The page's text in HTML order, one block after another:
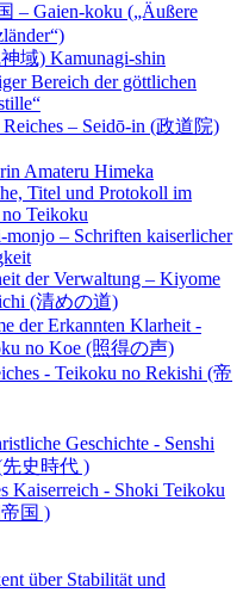
– Gaien-koku („Äußere
域) Kamunagi-shin
Bereich der göttlichen
Reiches – Seidō-in (政道院)
Amateru Himeka
Titel und Protokoll im
Teikoku
monjo – Schriften kaiserlicher
der Verwaltung – Kiyome
(清めの道)
der Erkannten Klarheit -
no Koe (照得の声)
- Teikoku no Rekishi (帝
Geschichte - Senshi
先史時代 )
Kaiserreich - Shoki Teikoku
国 )
über Stabilität und